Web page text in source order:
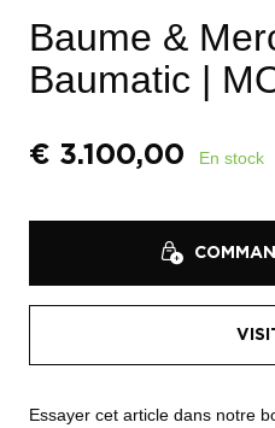
Baume &
Baumatic |
€ 3.100,00 En stock
Essayer cet article dans notre